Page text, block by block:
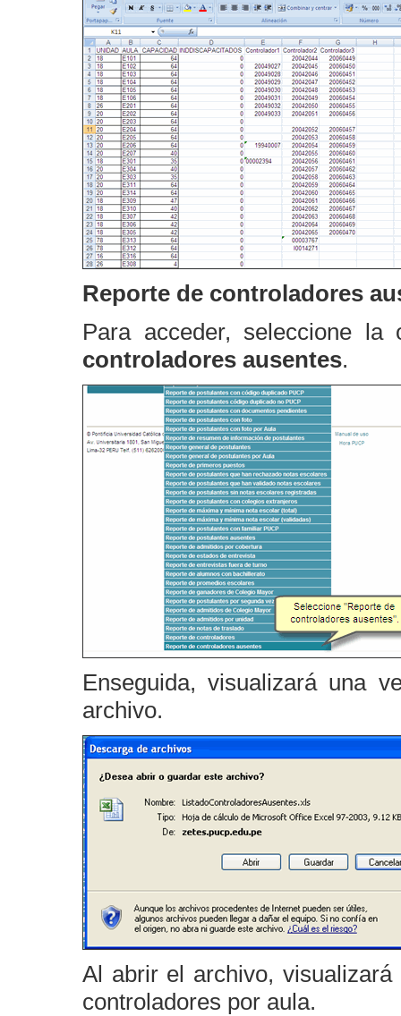
Reporte de controladores
Para acceder, seleccione
controladores ausentes.
Enseguida, visualizará una
archivo.
Al abrir el archivo,
controladores por aula.